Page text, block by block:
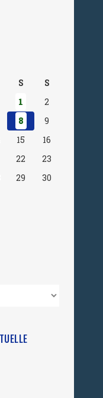
S
S
1
2
8
9
15
16
22
23
29
30